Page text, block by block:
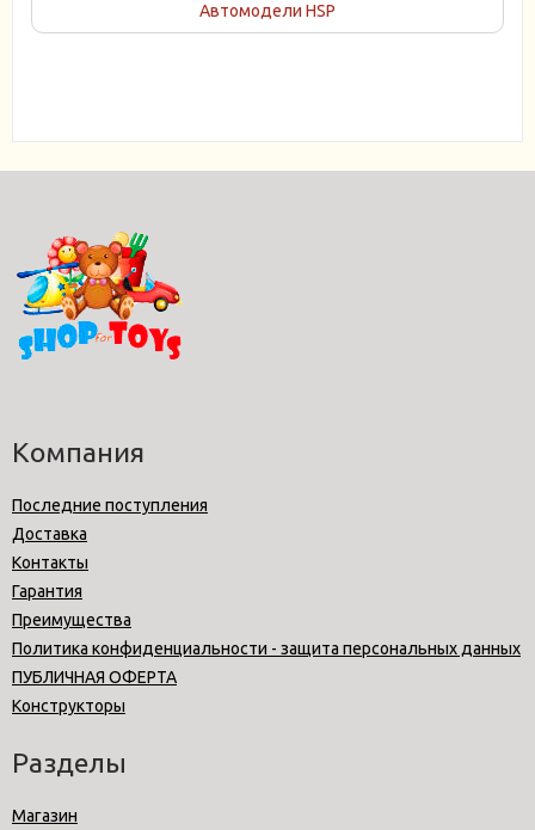
Автомодели HSP
Компания
Последние поступления
Доставка
Контакты
Гарантия
Преимущества
Политика конфиденциальности - защита персональных данных
ПУБЛИЧНАЯ ОФЕРТА
Конструкторы
Разделы
Магазин